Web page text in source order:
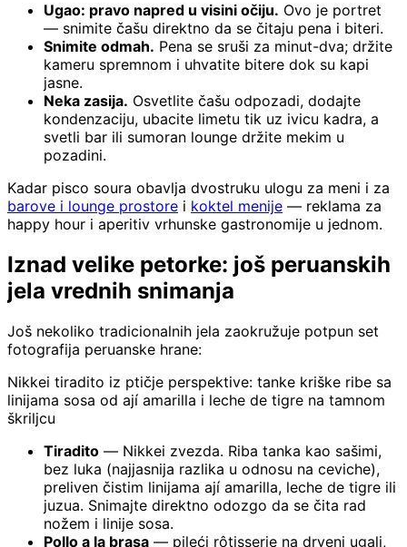
Ugao: pravo napred u visini očiju. Ovo je portret
— snimite čašu direktno da se čitaju pena i biteri.
Snimite odmah. Pena se sruši za minut-dva; držite
kameru spremnom i uhvatite bitere dok su kapi
jasne.
Neka zasija. Osvetlite čašu odpozadi, dodajte
kondenzaciju, ubacite limetu tik uz ivicu kadra, a
svetli bar ili sumoran lounge držite mekim u
pozadini.
Kadar pisco soura obavlja dvostruku ulogu za meni i za
barove i lounge prostore i koktel menije — reklama za
happy hour i aperitiv vrhunske gastronomije u jednom.
Iznad velike petorke: još peruanskih
jela vrednih snimanja
Još nekoliko tradicionalnih jela zaokružuje potpun set
fotografija peruanske hrane:
Nikkei tiradito iz ptičje perspektive: tanke kriške ribe sa
linijama sosa od ají amarilla i leche de tigre na tamnom
škriljcu
Tiradito — Nikkei zvezda. Riba tanka kao sašimi,
bez luka (najjasnija razlika u odnosu na ceviche),
preliven čistim linijama ají amarilla, leche de tigre ili
juzua. Snimajte direktno odozgo da se čita rad
nožem i linije sosa.
Pollo a la brasa — pileći rôtisserie na drveni ugalj,